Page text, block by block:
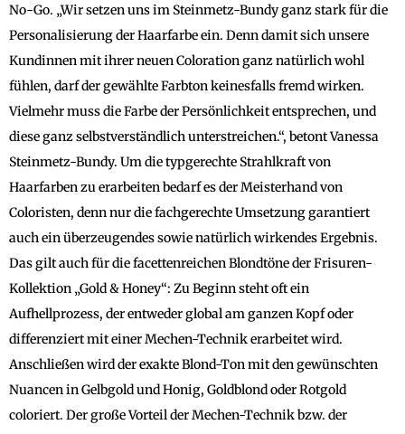
No-Go. „Wir setzen uns im Steinmetz-Bundy ganz stark für die
Personalisierung der Haarfarbe ein. Denn damit sich unsere
Kundinnen mit ihrer neuen Coloration ganz natürlich wohl
fühlen, darf der gewählte Farbton keinesfalls fremd wirken.
Vielmehr muss die Farbe der Persönlichkeit entsprechen, und
diese ganz selbstverständlich unterstreichen.“, betont Vanessa
Steinmetz-Bundy. Um die typgerechte Strahlkraft von
Haarfarben zu erarbeiten bedarf es der Meisterhand von
Coloristen, denn nur die fachgerechte Umsetzung garantiert
auch ein überzeugendes sowie natürlich wirkendes Ergebnis.
Das gilt auch für die facettenreichen Blondtöne der Frisuren-
Kollektion „Gold & Honey“: Zu Beginn steht oft ein
Aufhellprozess, der entweder global am ganzen Kopf oder
differenziert mit einer Mechen-Technik erarbeitet wird.
Anschließen wird der exakte Blond-Ton mit den gewünschten
Nuancen in Gelbgold und Honig, Goldblond oder Rotgold
coloriert. Der große Vorteil der Mechen-Technik bzw. der